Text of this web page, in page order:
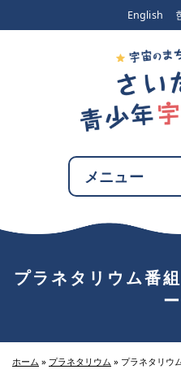
English
メニュー
プラネタリウム番
ー
ホーム » プラネタリウム » プラネタリウ